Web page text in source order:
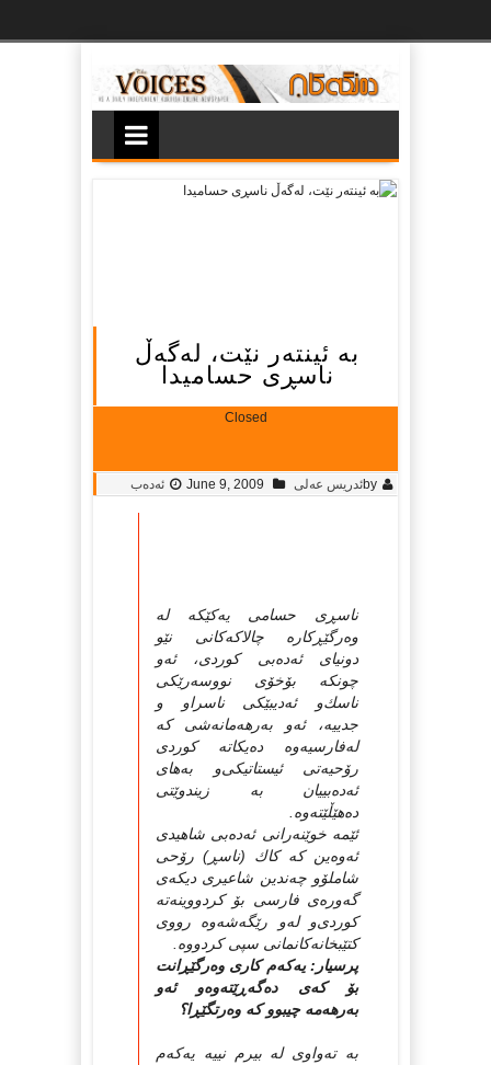
به‌ ئینته‌ر نێت، له‌گه‌ڵ
ناسڕی حسامیدا
Closed
byئدریس عه‌لی June 9, 2009 ئەدەب
ناسڕی حسامی یه‌كێكه‌ له‌
وه‌رگێڕكاره‌ چالاكه‌كانی نێو
دونیای ئه‌ده‌بی كوردی، ئه‌و
چونكه‌ بۆخۆی نووسه‌رێكی
ناسك‌و ئه‌دیبێكی ناسراو و
جدییه‌، ئه‌و به‌رهه‌مانه‌شی كه‌
له‌فارسیه‌وه‌ ده‌یكاته‌ كوردی
رۆحیه‌تی ئیستاتیكی‌و به‌های
ئه‌ده‌بییان به‌ زیندوێتی
ده‌هێڵێته‌وه‌.
ئێمه‌ خوێنه‌رانی ئه‌ده‌بی شاهیدی
ئه‌وه‌ین كه‌ كاك (ناسڕ) رۆحی
شاملۆو چه‌ندین شاعیری دیكه‌ی
گه‌وره‌ی فارسی بۆ كردووینه‌ته‌
كوردی‌و له‌و رێگه‌شه‌وه‌ رووی
كتێبخانه‌كانمانی سپی كردووه‌.‌
پرسیار: یەکەم کاری وەرگێڕانت
بۆ کەی دەگەڕێتەوەو ئەو
بەرهەمە چیبوو کە وەرتگێڕا؟
به‌ ته‌واوی له‌ بیرم نییه‌ یه‌که‌م